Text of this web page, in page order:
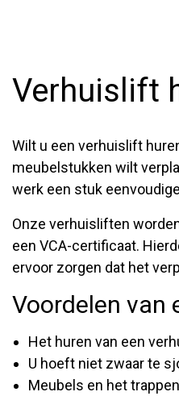
Verhuislift
Wilt u een verhuislift
meubelstukken wilt
werk een stuk
Onze verhuisliften
een VCA-certificaat.
ervoor zorgen dat het
Voordelen van
Het huren van een
U hoeft niet zwaar te
Meubels en het